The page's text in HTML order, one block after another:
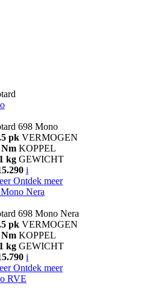
698 Mono
pk VERMOGEN
Nm KOPPEL
kg GEWICHT
i
Ontdek meer
Nera
698 Mono Nera
pk VERMOGEN
Nm KOPPEL
kg GEWICHT
i
Ontdek meer
RVE